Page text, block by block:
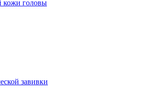
кожи головы
завивки